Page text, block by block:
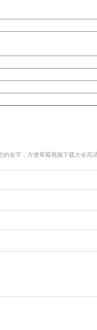
的名字，方便草莓视频下载大全高